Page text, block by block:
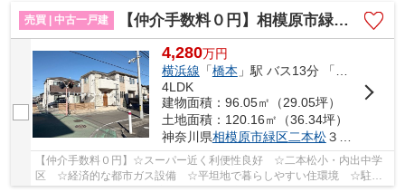
売買 | 中古一戸建
【仲介手数料０円】相模原市緑区二本松3丁目 中古一戸建て
4,280万円
横浜線 「橋本 」駅 バス13分 「森の上（神奈川県）」 停歩7分
4LDK
建物面積：96.05㎡（29.05坪）
土地面積：120.16㎡（36.34坪）
神奈川県相模原市緑区二本松３丁目
【仲介手数料０円】☆スーパー近く利便性良好 ☆二本松小・内出中学
区 ☆経済的な都市ガス設備 ☆平坦地で暮らしやすい住環境 ☆駐車